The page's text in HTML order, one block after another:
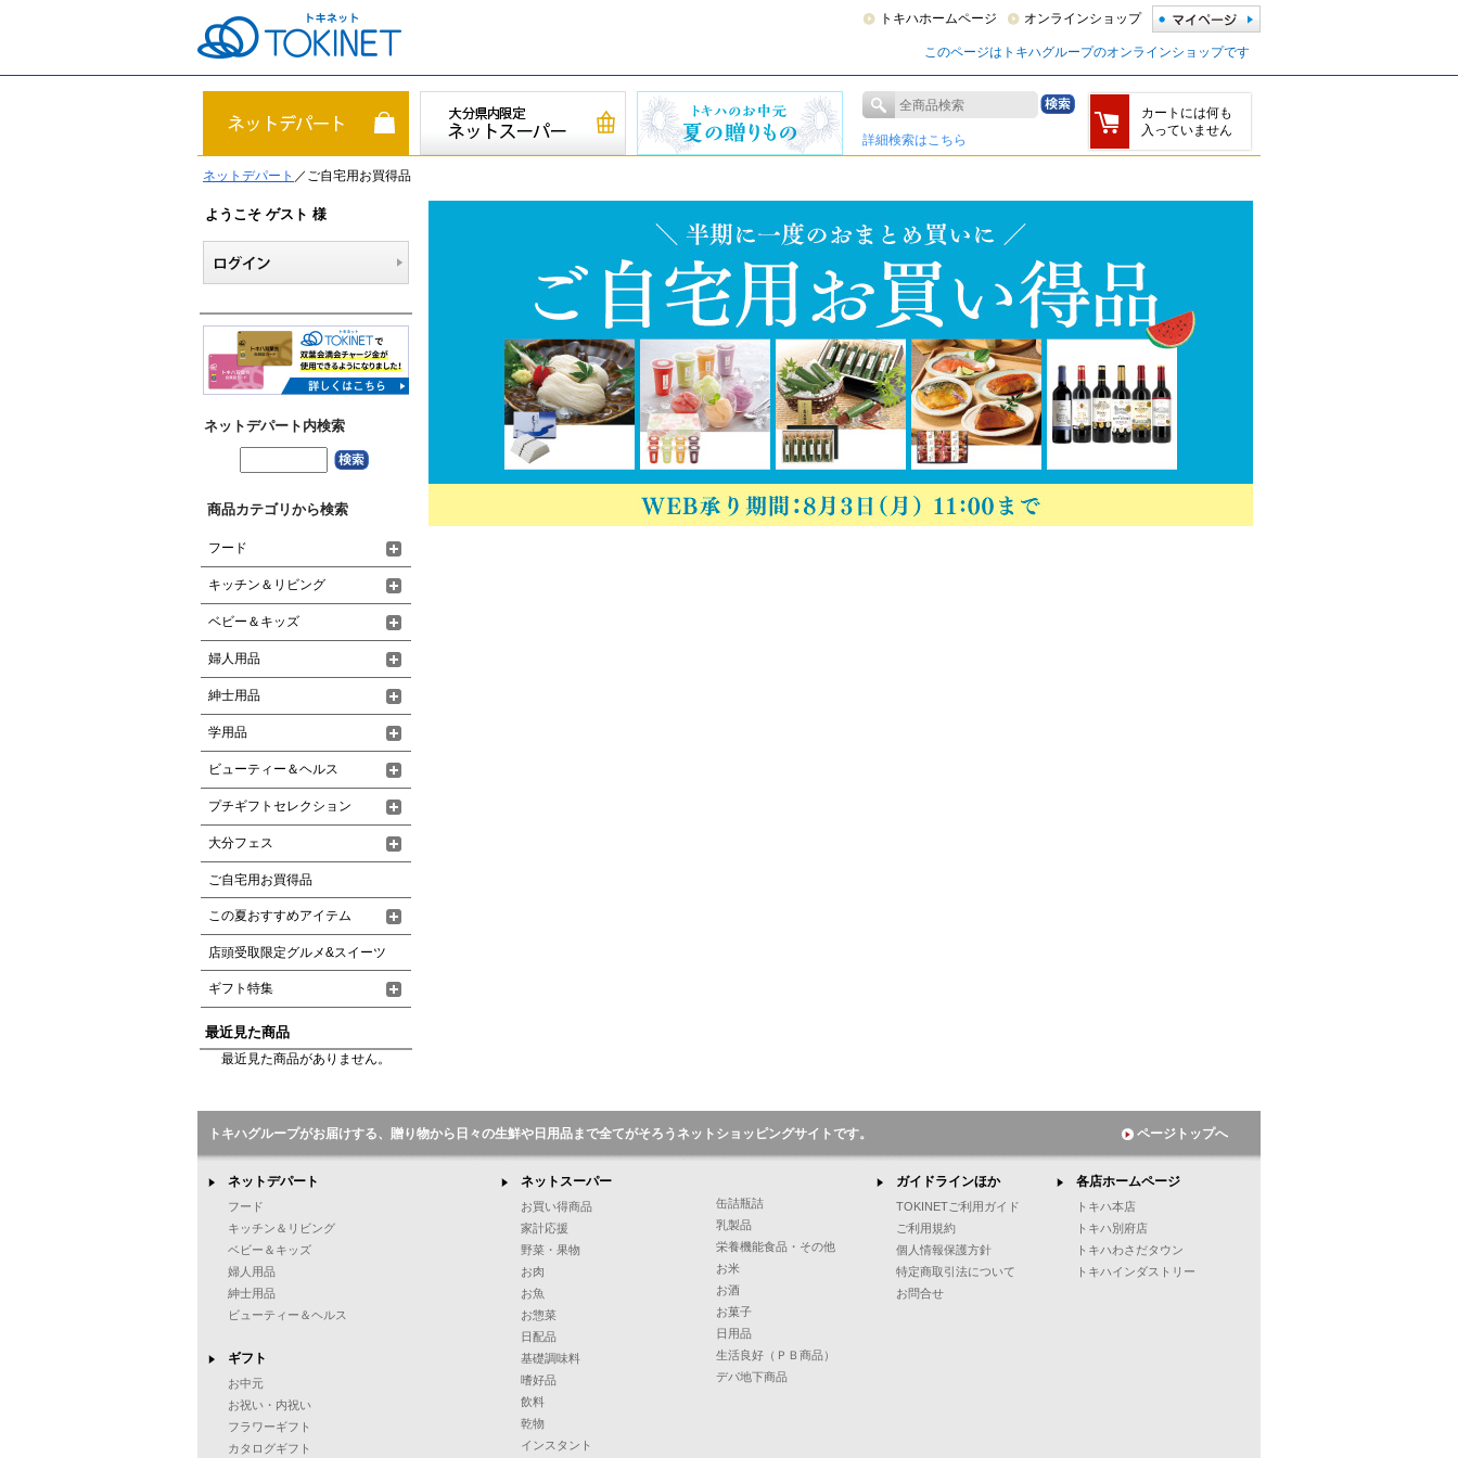
トキハホームページ オンラインショップ
このページはトキハグループのオンラインショップです
詳細検索はこちら
カートには何も
入っていません
ネットデパート ／ご自宅用お買得品
ようこそ ゲスト 様
ネットデパート内検索
商品カテゴリから検索
フード
キッチン＆リビング
ベビー＆キッズ
婦人用品
紳士用品
学用品
ビューティー＆ヘルス
プチギフトセレクション
大分フェス
ご自宅用お買得品
この夏おすすめアイテム
店頭受取限定グルメ&スイーツ
ギフト特集
最近見た商品
最近見た商品がありません。
トキハグループがお届けする、贈り物から日々の生鮮や日用品まで全てがそろうネットショッピングサイトです。 ページトップへ
ネットデパート
フード
キッチン＆リビング
ベビー＆キッズ
婦人用品
紳士用品
ビューティー＆ヘルス
ギフト
お中元
お祝い・内祝い
フラワーギフト
カタログギフト
ネットスーパー
お買い得商品
家計応援
野菜・果物
お肉
お魚
お惣菜
日配品
基礎調味料
嗜好品
飲料
乾物
インスタント
缶詰瓶詰
乳製品
栄養機能食品・その他
お米
お酒
お菓子
日用品
生活良好（ＰＢ商品）
デパ地下商品
ガイドラインほか
TOKINETご利用ガイド
ご利用規約
個人情報保護方針
特定商取引法について
お問合せ
各店ホームページ
トキハ本店
トキハ別府店
トキハわさだタウン
トキハインダストリー